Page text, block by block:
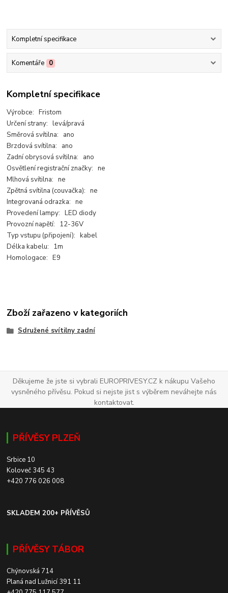
Kompletní specifikace
Komentáře 0
Kompletní specifikace
Výrobce: Fristom
Určení strany: levá/pravá
Směrová svítilna: ano
Brzdová svítilna: ano
Zadní obrysová svítilna: ano
Osvětlení registrační značky: ne
Mlhová svítilna: ne
Zpětná svítilna (couvačka): ne
Integrovaná odrazka: ne
Provedení lampy: LED diody
Provozní napětí: 12-36V
Typ vstupu (připojení): kabel
Délka kabelu: 1m
Homologace: E9
Zboží zařazeno v kategoriích
Sdružené svítilny zadní
Děkujeme že jste si vybrali EUROPRIVESY.CZ k nákupu Vašeho
vysněného přívěsu. Pokud si nejste jist s výběrem neváhejte nás
kontaktovat.
PŘÍVĚSY PLZEŇ
Srbice 10
Koloveč 345 43
+420 776 026 008
SKLADEM 200+ PŘÍVĚSŮ
PŘÍVĚSY TÁBOR
Chýnovská 714
Planá nad Lužnicí 391 11